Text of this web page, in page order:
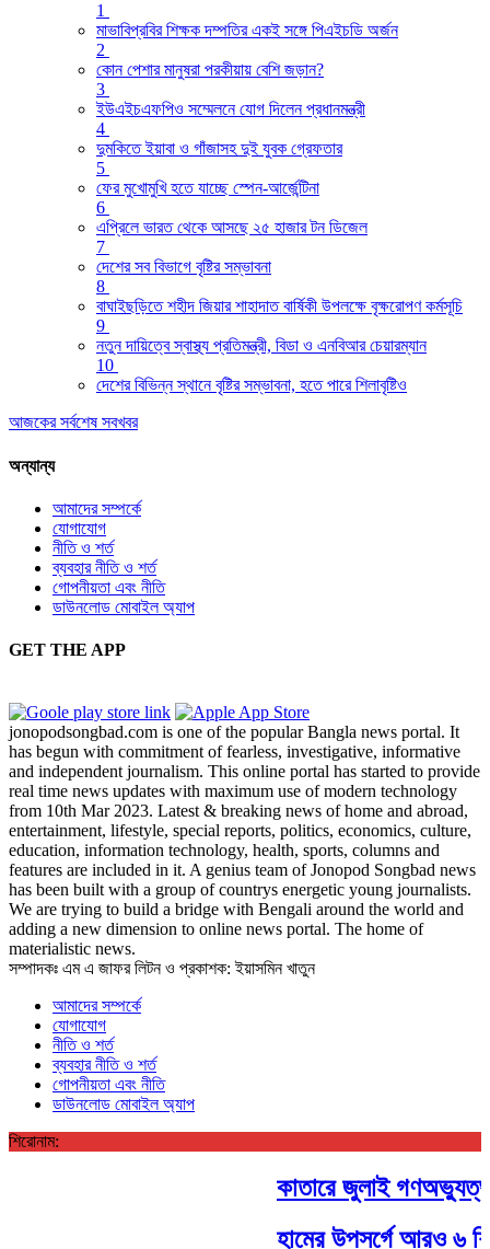
1
মাভাবিপ্রবির শিক্ষক দম্পতির একই সঙ্গে পিএইচডি অর্জন
2
কোন পেশার মানুষরা পরকীয়ায় বেশি জড়ান?
3
ইউএইচএফপিও সম্মেলনে যোগ দিলেন প্রধানমন্ত্রী
4
দুমকিতে ইয়াবা ও গাঁজাসহ দুই যুবক গ্রেফতার
5
ফের মুখোমুখি হতে যাচ্ছে স্পেন-আর্জেন্টিনা
6
এপ্রিলে ভারত থেকে আসছে ২৫ হাজার টন ডিজেল
7
দেশের সব বিভাগে বৃষ্টির সম্ভাবনা
8
বাঘাইছড়িতে শহীদ জিয়ার শাহাদাত বার্ষিকী উপলক্ষে বৃক্ষরোপণ কর্মসূচি
9
নতুন দায়িত্বে স্বাস্থ্য প্রতিমন্ত্রী, বিডা ও এনবিআর চেয়ারম্যান
10
দেশের বিভিন্ন স্থানে বৃষ্টির সম্ভাবনা, হতে পারে শিলাবৃষ্টিও
আজকের সর্বশেষ সবখবর
অন্যান্য
আমাদের সম্পর্কে
যোগাযোগ
নীতি ও শর্ত
ব্যবহার নীতি ও শর্ত
গোপনীয়তা এবং নীতি
ডাউনলোড মোবাইল অ্যাপ
GET THE APP
jonopodsongbad.com is one of the popular Bangla news portal. It
has begun with commitment of fearless, investigative, informative
and independent journalism. This online portal has started to provide
real time news updates with maximum use of modern technology
from 10th Mar 2023. Latest & breaking news of home and abroad,
entertainment, lifestyle, special reports, politics, economics, culture,
education, information technology, health, sports, columns and
features are included in it. A genius team of Jonopod Songbad news
has been built with a group of countrys energetic young journalists.
We are trying to build a bridge with Bengali around the world and
adding a new dimension to online news portal. The home of
materialistic news.
সম্পাদকঃ এম এ জাফর লিটন ও প্রকাশক: ইয়াসমিন খাতুন
আমাদের সম্পর্কে
যোগাযোগ
নীতি ও শর্ত
ব্যবহার নীতি ও শর্ত
গোপনীয়তা এবং নীতি
ডাউনলোড মোবাইল অ্যাপ
শিরোনাম:
কাতারে জুলাই
হামের উপসর্গে আরও ৬